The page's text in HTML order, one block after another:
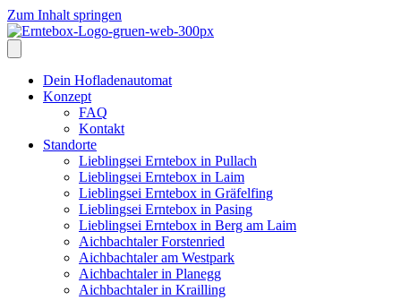
Zum Inhalt springen
Dein Hofladenautomat
Konzept
FAQ
Kontakt
Standorte
Lieblingsei Erntebox in Pullach
Lieblingsei Erntebox in Laim
Lieblingsei Erntebox in Gräfelfing
Lieblingsei Erntebox in Pasing
Lieblingsei Erntebox in Berg am Laim
Aichbachtaler Forstenried
Aichbachtaler am Westpark
Aichbachtaler in Planegg
Aichbachtaler in Krailling